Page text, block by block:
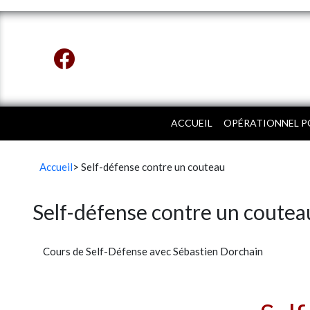
ACCUEIL OPÉRATIONNEL
Accueil> Self-défense contre un couteau
Self-défense contre un
Cours de Self-Défense avec Sébastien Dorchain